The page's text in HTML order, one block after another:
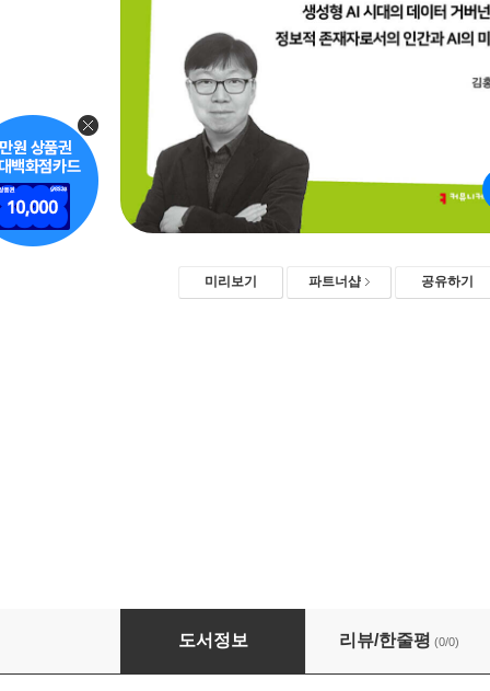
미리보기 파트너샵 공유하기
생성형 AI와 잉여 데이터
도서정보 리뷰/한줄평 (0/0)